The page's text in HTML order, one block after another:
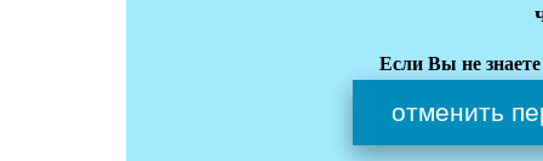
Если Вы не
отменить